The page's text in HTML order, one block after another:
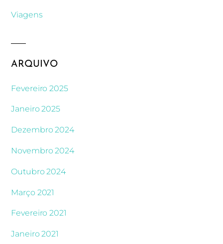
Viagens
ARQUIVO
Fevereiro 2025
Janeiro 2025
Dezembro 2024
Novembro 2024
Outubro 2024
Março 2021
Fevereiro 2021
Janeiro 2021